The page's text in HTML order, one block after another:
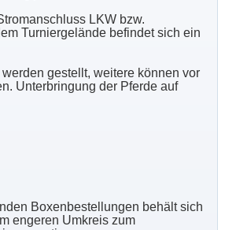
LKW bzw.
Turniergelände befindet sich ein
gestellt, weitere können vor
Unterbringung der Pferde auf
Boxenbestellungen behält sich
engeren Umkreis zum